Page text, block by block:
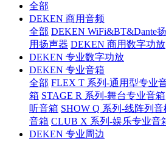
全部
DEKEN 商用音频
全部 DEKEN WiFi&BT&Dante
用扬声器 DEKEN 商用数字功放
DEKEN 专业数字功放
DEKEN 专业音箱
全部 FLEX T 系列-通用型专业
箱 STAGE R 系列-舞台专业音箱
听音箱 SHOW Q 系列-线阵列音
音箱 CLUB X 系列-娱乐专业音
DEKEN 专业周边